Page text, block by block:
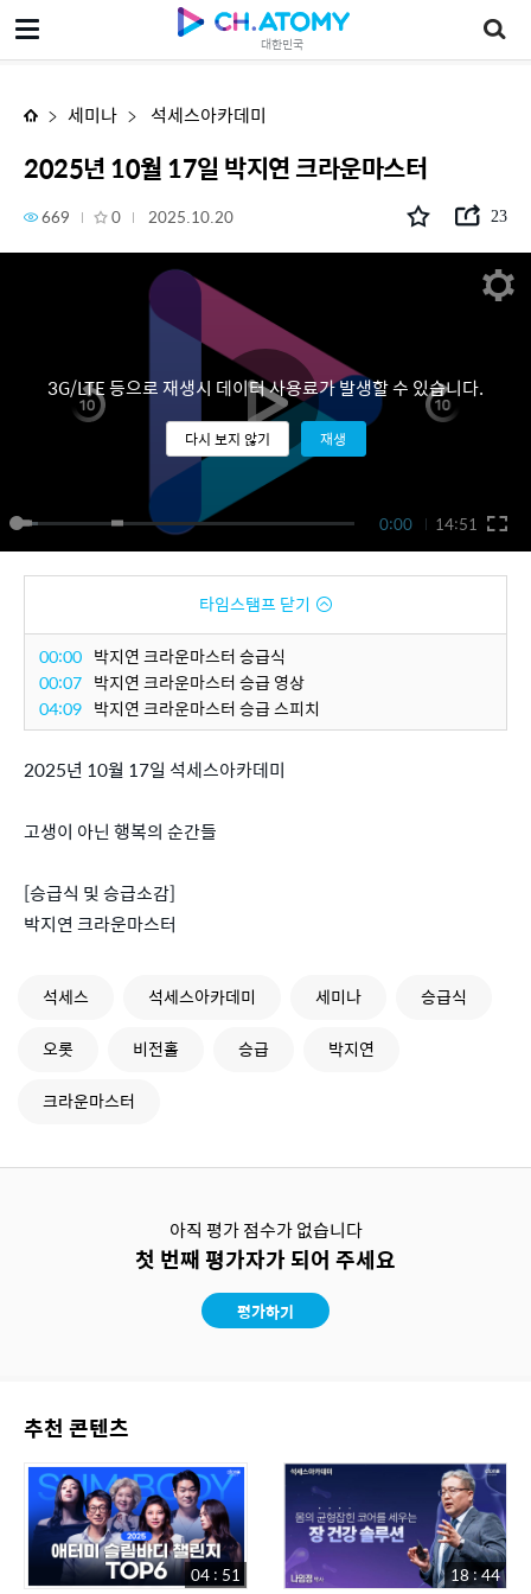
대한민국
2025년 10월 17일 박지연 크라운마스터
세미나 석세스아카데미
2025년 10월 17일 박지연 크라운마스터
669 0 2025.10.20 23
0:00 14:51
3G/LTE 등으로 재생시 데이터 사용료가 발생할 수 있습니다.
다시 보지 않기 재생
타임스탬프 닫기
00:00 박지연 크라운마스터 승급식
00:07 박지연 크라운마스터 승급 영상
04:09 박지연 크라운마스터 승급 스피치
2025년 10월 17일 석세스아카데미
고생이 아닌 행복의 순간들
[승급식 및 승급소감]
박지연 크라운마스터
석세스 석세스아카데미 세미나
승급식
오롯
비전홀 승급
박지연
크라운마스터
아직 평가 점수가 없습니다
첫 번째 평가자가 되어 주세요
평가하기
추천 콘텐츠
04 : 51 18 : 44